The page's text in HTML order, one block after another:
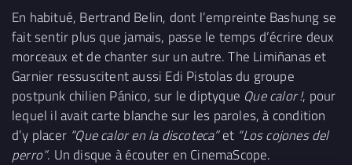
En habitué, Bertrand Belin, dont l’empreinte Bashung se
fait sentir plus que jamais, passe le temps d’écrire deux
morceaux et de chanter sur un autre. The Limiñanas et
Garnier ressuscitent aussi Edi Pistolas du groupe
postpunk chilien Pánico, sur le diptyque Que calor!, pour
lequel il avait carte blanche sur les paroles, à condition
d’y placer “Que calor en la discoteca”et “Los cojones del
perro”. Un disque à écouter en CinemaScope.